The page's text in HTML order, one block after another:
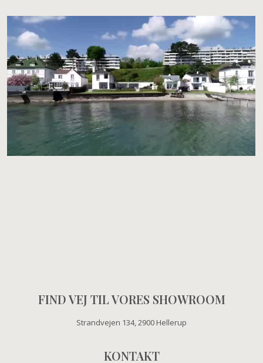
FIND VEJ TIL VORES SHOWROOM​
Strandvejen 134, 2900 Hellerup​​
KONTAKT